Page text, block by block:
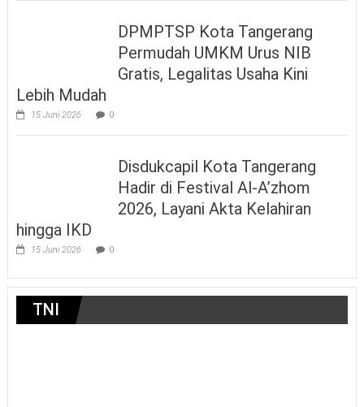
DPMPTSP Kota Tangerang
Permudah UMKM Urus NIB
Gratis, Legalitas Usaha Kini
Lebih Mudah
15 Juni 2026 0
Disdukcapil Kota Tangerang
Hadir di Festival Al-A’zhom
2026, Layani Akta Kelahiran
hingga IKD
15 Juni 2026 0
TNI